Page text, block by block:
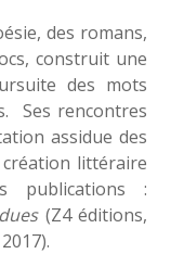
des romans,
construit une
des mots
Ses rencontres
assidue des
littéraire
publications :
(Z4 éditions,